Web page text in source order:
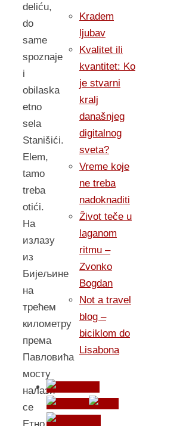
deliću,
do
same
spoznaje
i
obilaska
etno
sela
Stanišići.
Elem,
tamo
treba
otići.
На
излазу
из
Бијељине
на
трећем
километру
према
Павловића
мосту
налази
се
Kradem
ljubav
Kvalitet ili
kvantitet: Ko
je stvarni
kralj
današnjeg
digitalnog
sveta?
Vreme koje
ne treba
nadoknaditi
Život teče u
laganom
ritmu –
Zvonko
Bogdan
Not a travel
blog –
biciklom do
Lisabona